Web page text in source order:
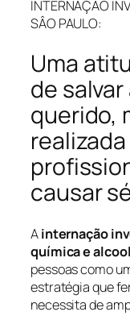
INTERNAÇÃO
SÂO PAULO:
Uma
de
querido,
causar
Ainternação
química e
pessoas como
estratégia que
necessita de